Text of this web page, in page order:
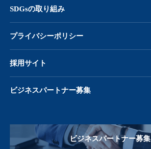
SDGsの取り組み
プライバシーポリシー
採用サイト
ビジネスパートナー募集
ビジネスパートナー募集